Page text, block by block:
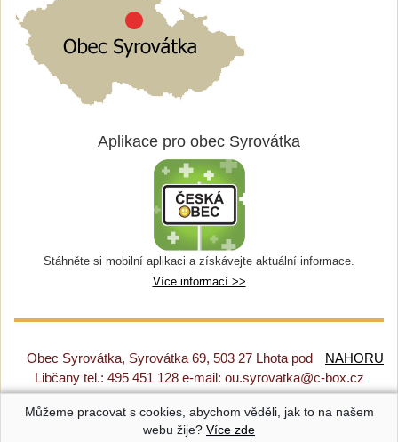
Aplikace pro obec Syrovátka
Stáhněte si mobilní aplikaci a získávejte aktuální informace.
Více informací >>
NAHORU
Obec Syrovátka, Syrovátka 69, 503 27 Lhota pod
Libčany tel.: 495 451 128 e-mail: ou.syrovatka@c-box.cz
Prohlášení o přístupnosti|Původní web|Nastavení cookies
Můžeme pracovat s cookies, abychom věděli, jak to na našem
webu žije? Více zde